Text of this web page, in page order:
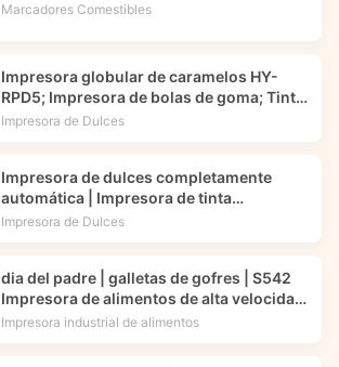
Marcadores Comestibles
Impresora globular de caramelos HY-
RPD5; Impresora de bolas de goma; Tinta
comestible -- Foodart®
Impresora de Dulces
Impresora de dulces completamente
automática | Impresora de tinta
comestible | Foodart® de Foodprinttech
Impresora de Dulces
dia del padre | galletas de gofres | S542
Impresora de alimentos de alta velocidad |
Tecnología de impresión alimentaria
Impresora industrial de alimentos